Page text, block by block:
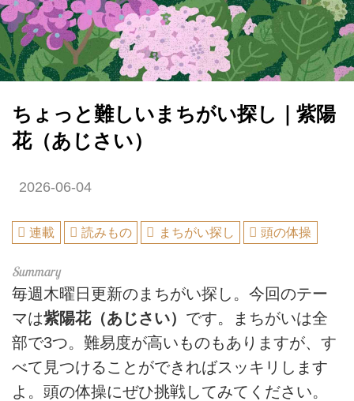
ちょっと難しいまちがい探し｜紫陽
花（あじさい）
2026-06-04
連載 読みもの まちがい探し 頭の体操
毎週木曜日更新のまちがい探し。今回のテー
マは紫陽花（あじさい） です。まちがいは全
部で3つ。難易度が高いものもありますが、す
べて見つけることができればスッキリします
よ。頭の体操にぜひ挑戦してみてください。